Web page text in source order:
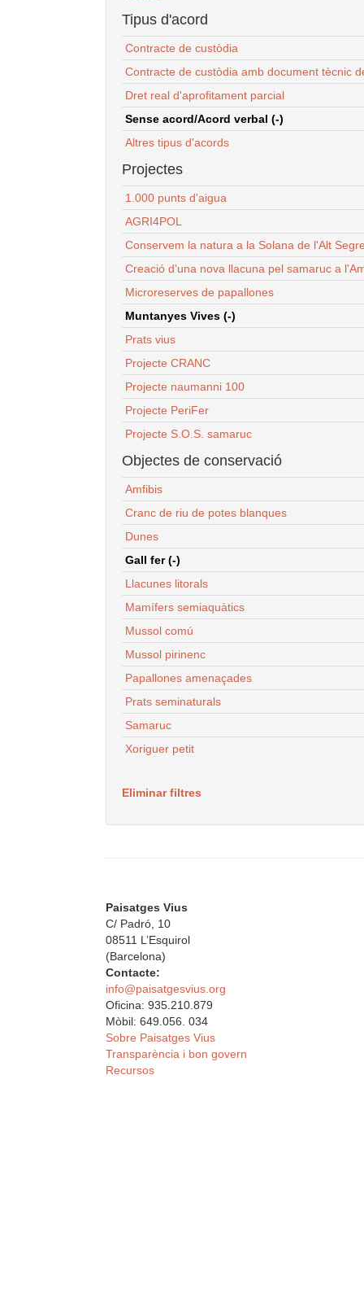
Tipus d'acord
Contracte de custòdia
Contracte de custòdia amb document tècnic
Dret real d'aprofitament parcial
Sense acord/Acord verbal (-)
Altres tipus d'acords
Projectes
1.000 punts d'aigua
AGRI4POL
Conservem la natura a la Solana de l'Alt
Creació d'una nova llacuna pel samaruc a
Microreserves de papallones
Muntanyes Vives (-)
Prats vius
Projecte CRANC
Projecte naumanni 100
Projecte PeriFer
Projecte S.O.S. samaruc
Objectes de conservació
Amfibis
Cranc de riu de potes blanques
Dunes
Gall fer (-)
Llacunes litorals
Mamífers semiaquàtics
Mussol comú
Mussol pirinenc
Papallones amenaçades
Prats seminaturals
Samaruc
Xoriguer petit
Eliminar filtres
Paisatges Vius
C/ Padró, 10
08511 L’Esquirol
(Barcelona)
Contacte:
info@paisatgesvius.org
Oficina: 935.210.879
Mòbil: 649.056. 034
Sobre Paisatges Vius
Transparència i bon govern
Recursos